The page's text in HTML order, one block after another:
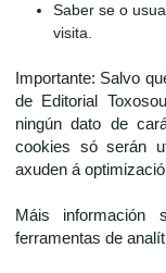
Saber se o
visita.
Importante: Salvo
de Editorial
ningún dato de
cookies só serán
axuden á
Máis información
ferramentas de